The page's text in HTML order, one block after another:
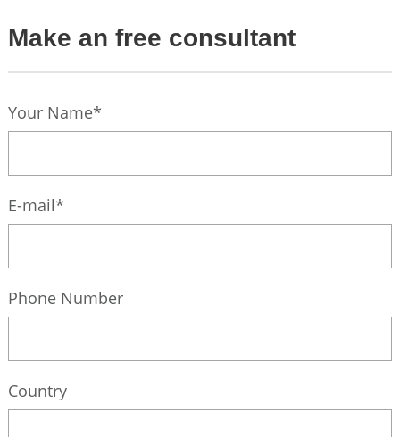
Make an free consultant
Your Name*
E-mail*
Phone Number
Country